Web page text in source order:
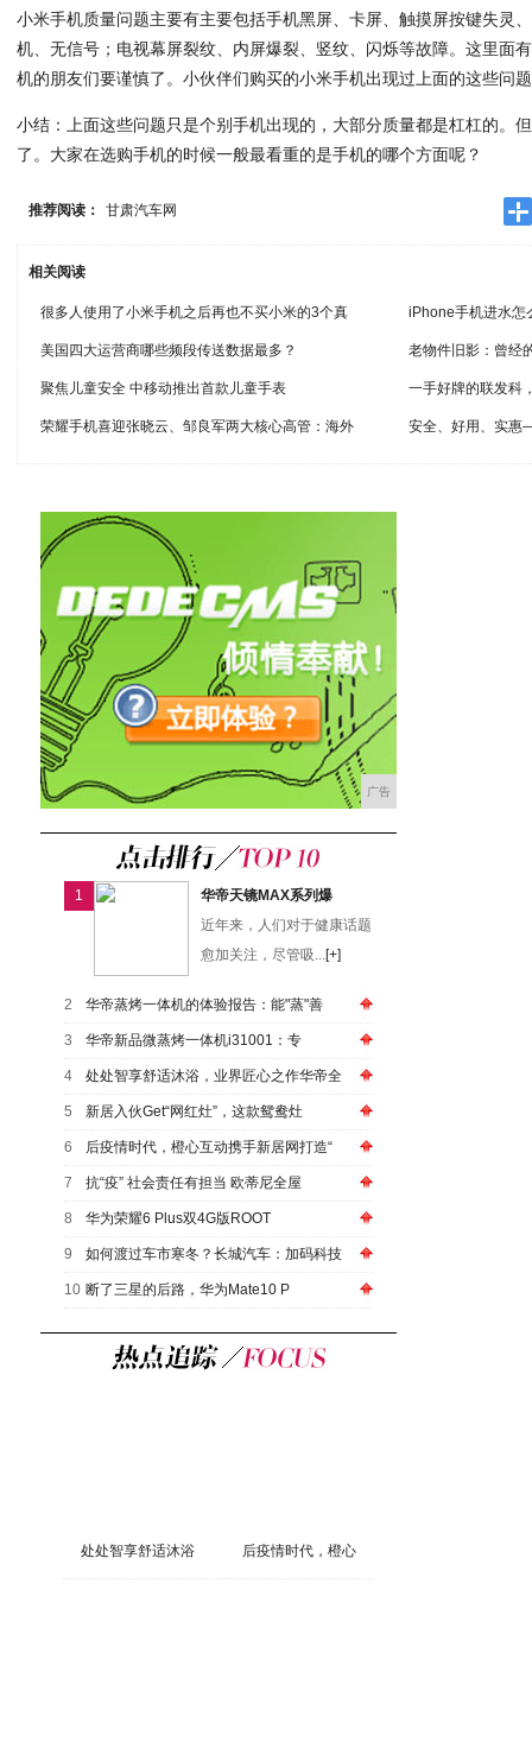
小米手机质量问题主要有主要包括手机黑屏、卡屏、触摸屏按键失灵
机、无信号；电视幕屏裂纹、内屏爆裂、竖纹、闪烁等故障。这里面
机的朋友们要谨慎了。小伙伴们购买的小米手机出现过上面的这些问
小结：上面这些问题只是个别手机出现的，大部分质量都是杠杠的。
了。大家在选购手机的时候一般最看重的是手机的哪个方面呢？
推荐阅读： 甘肃汽车网
相关阅读
很多人使用了小米手机之后再也不买小米的3个真 iPhone手机进水怎
美国四大运营商哪些频段传送数据最多？ 老物件旧影：曾经
聚焦儿童安全 中移动推出首款儿童手表 一手好牌的联发科
荣耀手机喜迎张晓云、邹良军两大核心高管：海外 安全、好用、实
广告
1
华帝天镜MAX系列爆
近年来，人们对于健康话题
愈加关注，尽管吸...[+]
2 华帝蒸烤一体机的体验报告：能"蒸"善
3 华帝新品微蒸烤一体机i31001：专
4 处处智享舒适沐浴，业界匠心之作华帝全
5 新居入伙Get“网红灶”，这款鸳鸯灶
6 后疫情时代，橙心互动携手新居网打造“
7 抗“疫” 社会责任有担当 欧蒂尼全屋
8 华为荣耀6 Plus双4G版ROOT
9 如何渡过车市寒冬？长城汽车：加码科技
10 断了三星的后路，华为Mate10 P
处处智享舒适沐浴 后疫情时代，橙心